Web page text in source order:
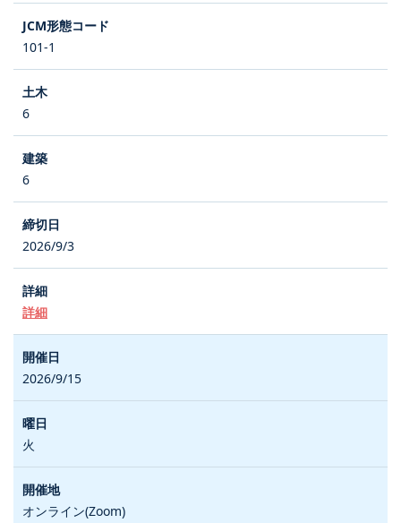
101-1
6
6
2026/9/3
詳細
2026/9/15
火
オンライン(Zoom)